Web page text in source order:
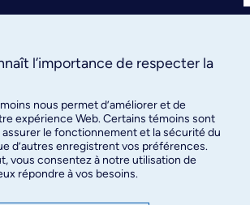
l’importance de respecter la
nous permet d’améliorer et de
expérience Web. Certains témoins sont
le fonctionnement et la sécurité du
d’autres enregistrent vos préférences.
vous consentez à notre utilisation de
répondre à vos besoins.